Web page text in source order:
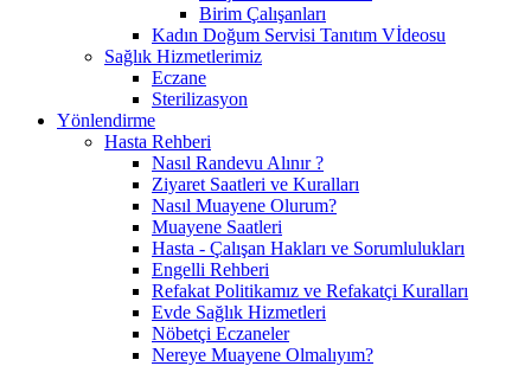
Birim Çalışanları
Kadın Doğum Servisi Tanıtım Vİdeosu
Sağlık Hizmetlerimiz
Eczane
Sterilizasyon
Yönlendirme
Hasta Rehberi
Nasıl Randevu Alınır ?
Ziyaret Saatleri ve Kuralları
Nasıl Muayene Olurum?
Muayene Saatleri
Hasta - Çalışan Hakları ve Sorumlulukları
Engelli Rehberi
Refakat Politikamız ve Refakatçi Kuralları
Evde Sağlık Hizmetleri
Nöbetçi Eczaneler
Nereye Muayene Olmalıyım?